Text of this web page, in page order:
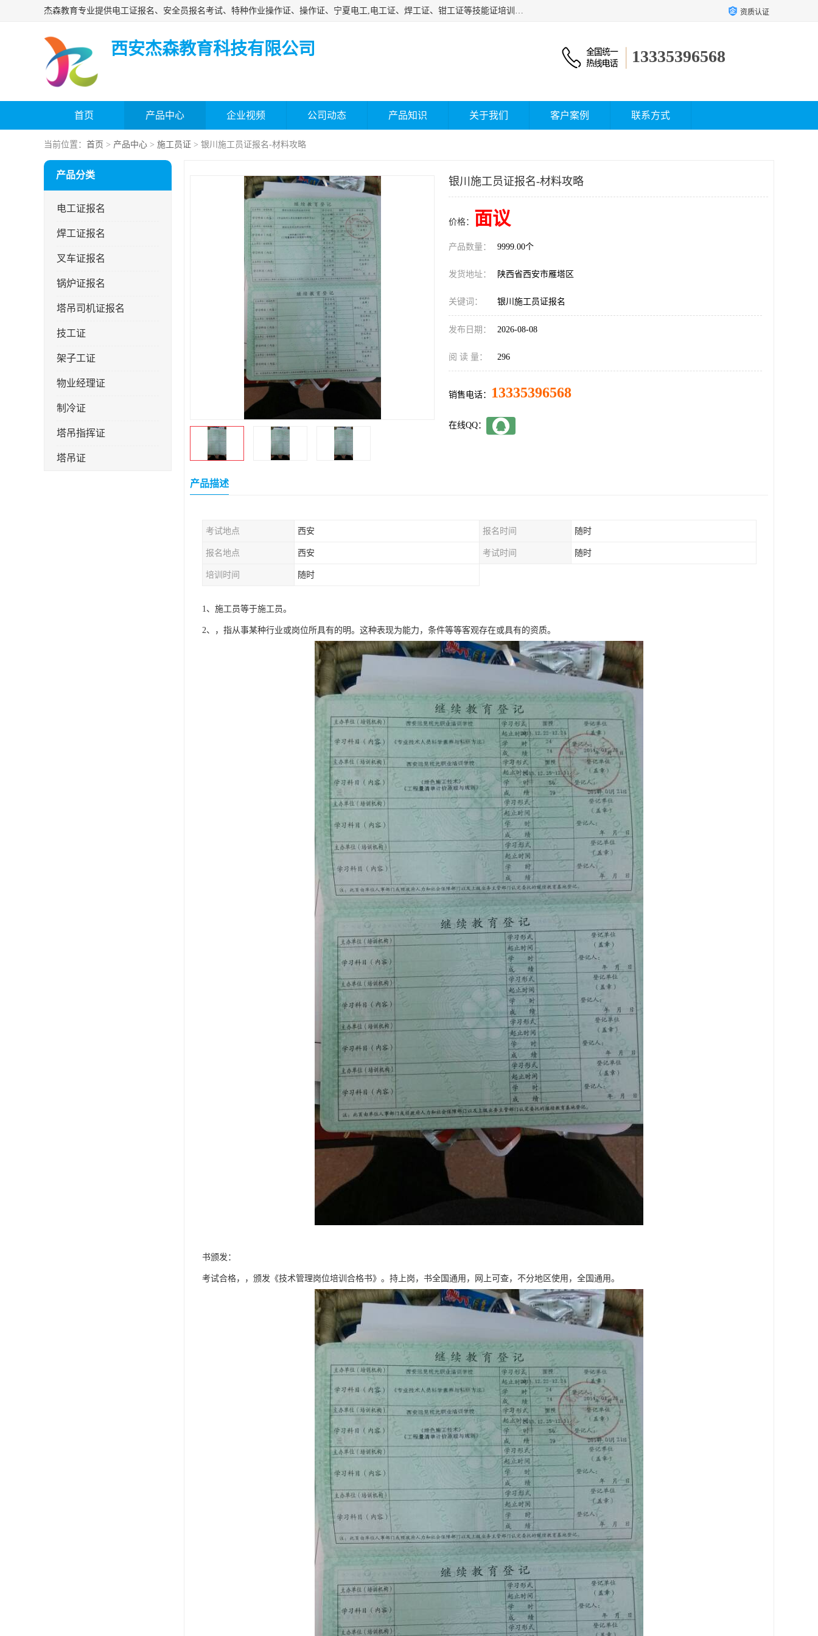
杰森教育专业提供电工证报名、安全员报名考试、特种作业操作证、操作证、宁夏电工,电工证、焊工证、钳工证等技能证培训课程。 资质认证
西安杰森教育科技有限公司 13335396568
首页 产品中心 企业视频 公司动态 产品知识 关于我们 客户案例 联系方式
当前位置： 首页 > 产品中心 > 施工员证 > 银川施工员证报名-材料攻略
产品分类
电工证报名
焊工证报名
叉车证报名
锅炉证报名
塔吊司机证报名
技工证
架子工证
物业经理证
制冷证
塔吊指挥证
塔吊证
银川施工员证报名-材料攻略
价格： 面议
产品数量： 9999.00个
发货地址： 陕西省西安市雁塔区
关键词： 银川施工员证报名
发布日期： 2026-08-08
阅 读 量： 296
销售电话： 13335396568
在线QQ：
产品描述
考试地点 西安 报名时间 随时
报名地点 西安 考试时间 随时
培训时间 随时
1、施工员等于施工员。
2、，指从事某种行业或岗位所具有的明。这种表现为能力，条件等等客观存在或具有的资质。
书颁发：
考试合格，，颁发《技术管理岗位培训合格书》。持上岗，书全国通用，网上可查，不分地区使用，全国通用。